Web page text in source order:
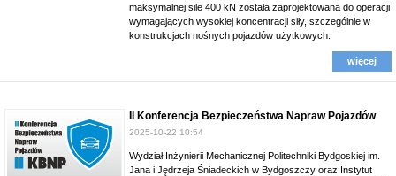
maksymalnej sile 400 kN została zaprojektowana do operacji
wymagających wysokiej koncentracji siły, szczególnie w
konstrukcjach nośnych pojazdów użytkowych.
więcej
II Konferencja Bezpieczeństwa Napraw Pojazdów
2025-10-22 10:54
Wydział Inżynierii Mechanicznej Politechniki Bydgoskiej im.
Jana i Jędrzeja Śniadeckich w Bydgoszczy oraz Instytut